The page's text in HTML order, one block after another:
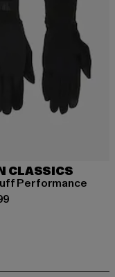
CLASSICS
Performance
Preis: EUR 18,99